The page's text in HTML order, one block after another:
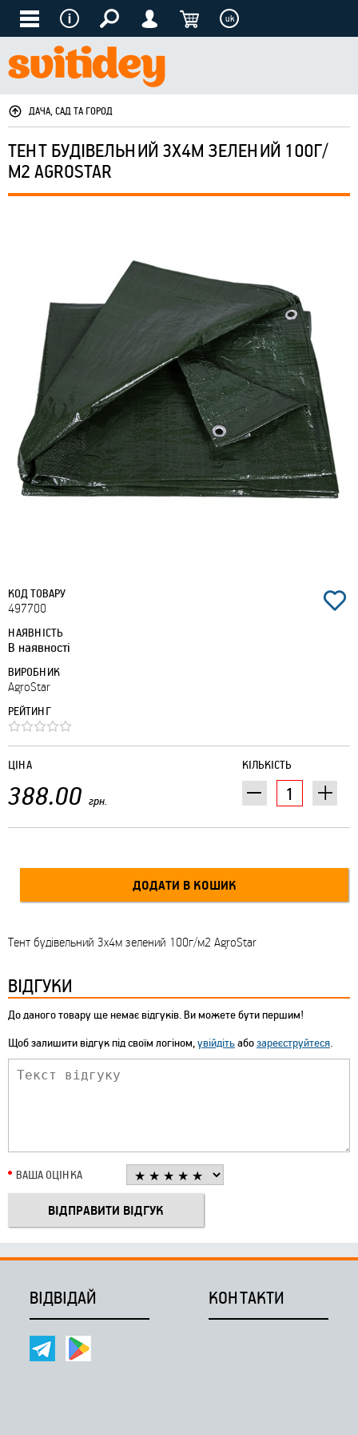
uk
ДАЧА, САД ТА ГОРОД
ТЕНТ БУДІВЕЛЬНИЙ 3Х4М ЗЕЛЕНИЙ 100Г/
М2 AGROSTAR
КОД ТОВАРУ
497700
НАЯВНІСТЬ
В наявності
ВИРОБНИК
AgroStar
РЕЙТИНГ
КІЛЬКІСТЬ
ЦІНА
388.00 грн.
Тент будівельний 3х4м зелений 100г/м2 AgroStar
ВІДГУКИ
До даного товару ще немає відгуків. Ви можете бути першим!
Щоб залишити відгук під своїм логіном,увійдітьабозареєструйтеся.
ВАША ОЦІНКА
ВІДВІДАЙ КОНТАКТИ